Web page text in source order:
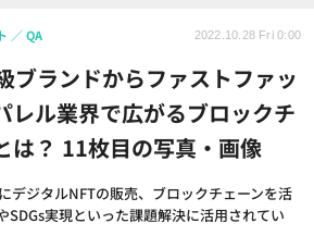
ブランドからファストファッ
レル業界で広がるブロックチ
は？ 11枚目の写真・画像
デジタルNFTの販売、ブロックチェーンを活
SDGs実現といった課題解決に活用されてい
QA 2022.10.28 Fri 0:00